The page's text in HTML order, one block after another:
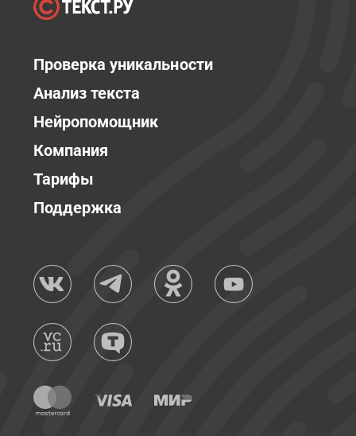
Проверка уникальности
Анализ текста
Нейропомощник
Компания
Тарифы
Поддержка